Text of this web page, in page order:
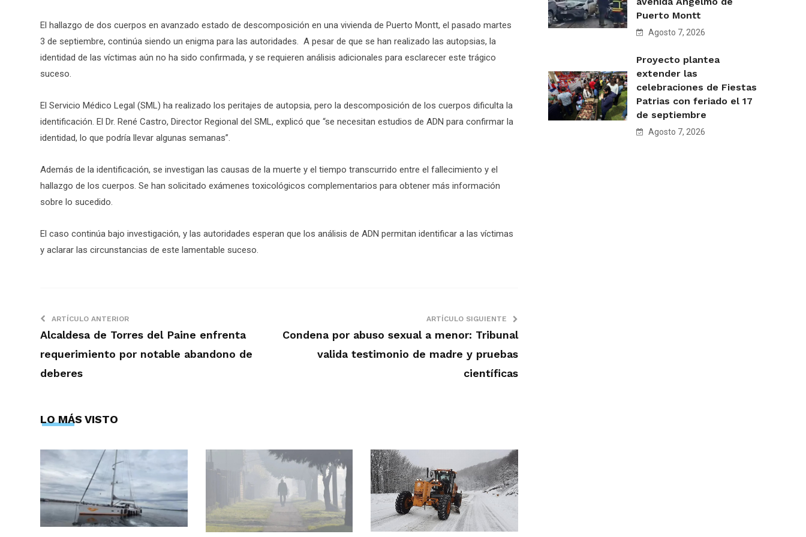
El hallazgo de dos cuerpos en avanzado estado de descomposición en una vivienda de Puerto Montt, el pasado martes
3 de septiembre, continúa siendo un enigma para las autoridades. A pesar de que se han realizado las autopsias, la
identidad de las víctimas aún no ha sido confirmada, y se requieren análisis adicionales para esclarecer este trágico
suceso.
El Servicio Médico Legal (SML) ha realizado los peritajes de autopsia, pero la descomposición de los cuerpos dificulta la
identificación. El Dr. René Castro, Director Regional del SML, explicó que “se necesitan estudios de ADN para confirmar la
identidad, lo que podría llevar algunas semanas”.
Además de la identificación, se investigan las causas de la muerte y el tiempo transcurrido entre el fallecimiento y el
hallazgo de los cuerpos. Se han solicitado exámenes toxicológicos complementarios para obtener más información
sobre lo sucedido.
El caso continúa bajo investigación, y las autoridades esperan que los análisis de ADN permitan identificar a las víctimas
y aclarar las circunstancias de este lamentable suceso.
ARTÍCULO ANTERIOR
Alcaldesa de Torres del Paine enfrenta
requerimiento por notable abandono de
deberes
ARTÍCULO SIGUIENTE
Condena por abuso sexual a menor: Tribunal
valida testimonio de madre y pruebas
científicas
LO MÁS VISTO
Puerto Montt
Agosto 7, 2026
Proyecto plantea
extender las
celebraciones de Fiestas
Patrias con feriado el 17
de septiembre
Agosto 7, 2026